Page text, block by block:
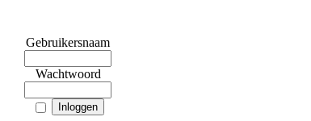
Gebruikersnaam
Wachtwoord